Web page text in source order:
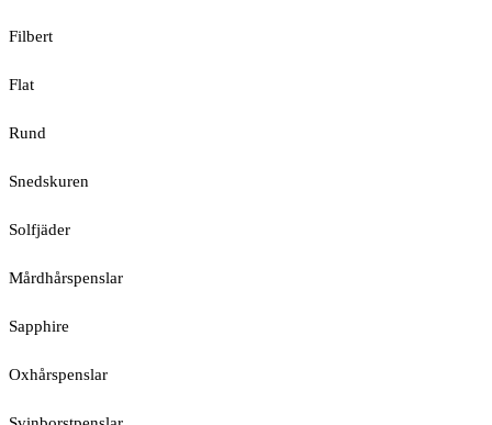
Filbert
Flat
Rund
Snedskuren
Solfjäder
Mårdhårspenslar
Sapphire
Oxhårspenslar